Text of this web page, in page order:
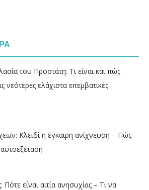
του Προστάτη: Τι είναι και πώς
νεότερες ελάχιστα επεμβατικές
Κλειδί η έγκαιρη ανίχνευση – Πώς
αυτοεξέταση
είναι αιτία ανησυχίας – Τι να